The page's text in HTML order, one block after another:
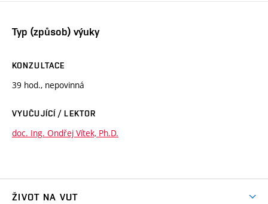
Typ (způsob) výuky
KONZULTACE
39 hod., nepovinná
VYUČUJÍCÍ / LEKTOR
doc. Ing. Ondřej Vítek, Ph.D.
ŽIVOT NA VUT